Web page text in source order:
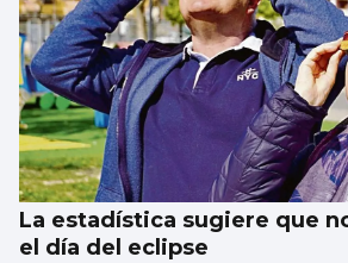
La estadística sugiere que
el día del eclipse